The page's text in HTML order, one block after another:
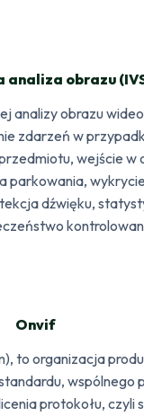
analiza obrazu
analizy obrazu
zdarzeń w
wejście w
parkowania,
dźwięku,
Onvif
to organizacja
wspólnego
protokołu, czyli